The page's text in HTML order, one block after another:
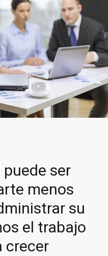
ser
menos
su
el trabajo
crecer